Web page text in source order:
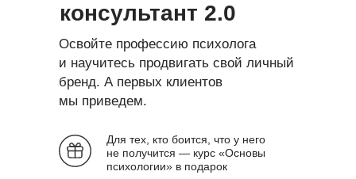
консультант 2.0
Освойте профессию психолога
и научитесь продвигать свой личный
бренд. А первых клиентов
мы приведем.
Для тех, кто боится, что у него
не получится — курс «Основы
психологии» в подарок